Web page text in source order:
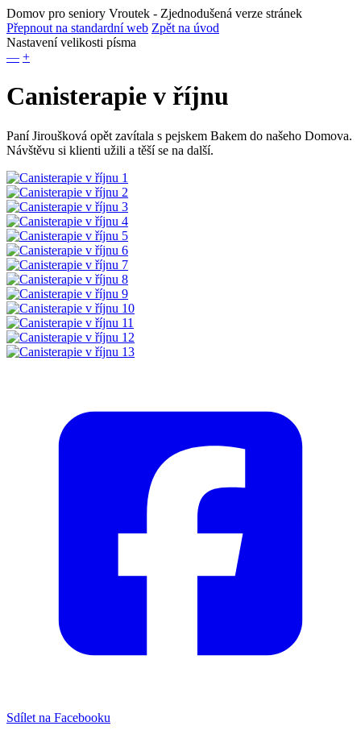
Domov pro seniory Vroutek - Zjednodušená verze stránek
Přepnout na standardní web Zpět na úvod
Nastavení velikosti písma
— +
Canisterapie v říjnu
Paní Jiroušková opět zavítala s pejskem Bakem do našeho Domova.
Návštěvu si klienti užili a těší se na další.
Sdílet na Facebooku